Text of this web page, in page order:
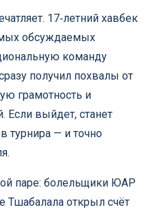
17‑летний хавбек
обсуждаемых
команду
получил похвалы от
грамотность и
Если выйдет, станет
турнира — и точно
паре: болельщики ЮАР
Тшабалала открыл счёт